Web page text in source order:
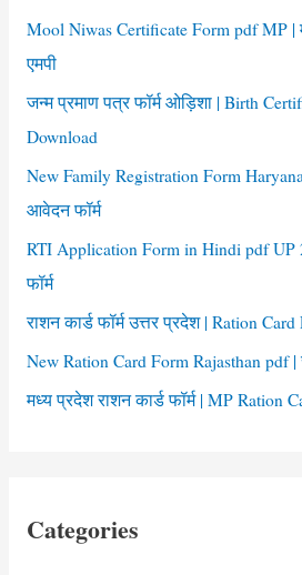
f
o
r
:
Mool Niwas Certificate Form pdf MP |
एमपी
जन्म प्रमाण पत्र फॉर्म ओड़िशा | Birth
Download
New Family Registration Form
आवेदन फॉर्म
RTI Application Form in Hindi pdf
फॉर्म
राशन कार्ड फॉर्म उत्तर प्रदेश | Ration
New Ration Card Form Rajasthan pdf |
मध्य प्रदेश राशन कार्ड फॉर्म | MP Ration
Categories